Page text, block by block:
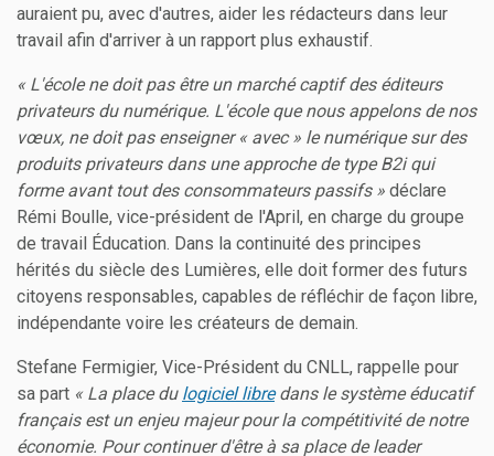
auraient pu, avec d'autres, aider les rédacteurs dans leur
travail afin d'arriver à un rapport plus exhaustif.
« L'école ne doit pas être un marché captif des éditeurs
privateurs du numérique. L'école que nous appelons de nos
vœux, ne doit pas enseigner « avec » le numérique sur des
produits privateurs dans une approche de type B2i qui
forme avant tout des consommateurs passifs » déclare
Rémi Boulle, vice-président de l'April, en charge du groupe
de travail Éducation. Dans la continuité des principes
hérités du siècle des Lumières, elle doit former des futurs
citoyens responsables, capables de réfléchir de façon libre,
indépendante voire les créateurs de demain.
Stefane Fermigier, Vice-Président du CNLL, rappelle pour
sa part « La place du logiciel libredans le système éducatif
français est un enjeu majeur pour la compétitivité de notre
économie. Pour continuer d'être à sa place de leader